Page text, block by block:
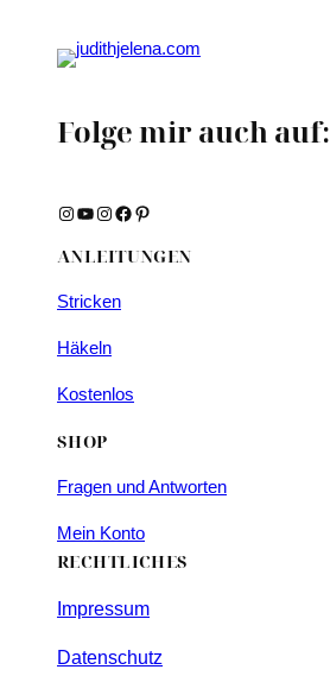
Folge mir auch auf:
Instagram YouTube Instagram Facebook Pinterest
ANLEITUNGEN
Stricken
Häkeln
Kostenlos
SHOP
Fragen und Antworten
Mein Konto
RECHTLICHES
Impressum
Datenschutz